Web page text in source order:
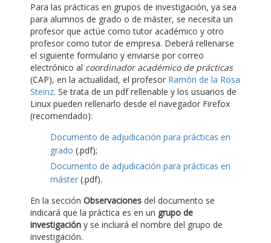
Para las prácticas en grupos de investigación, ya sea
para alumnos de grado o de máster, se necesita un
profesor que actúe como tutor académico y otro
profesor como tutor de empresa. Deberá rellenarse
el siguiente formulario y enviarse por correo
electrónico al coordinador académico de prácticas
(CAP), en la actualidad, el profesor Ramón de la Rosa
Steinz. Se trata de un pdf rellenable y los usuarios de
Linux pueden rellenarlo desde el navegador Firefox
(recomendado):
Documento de adjudicación para prácticas en
grado (.pdf);
Documento de adjudicación para prácticas en
máster (.pdf).
En la sección Observaciones del documento se
indicará que la práctica es en un grupo de
investigación y se incluirá el nombre del grupo de
investigación.